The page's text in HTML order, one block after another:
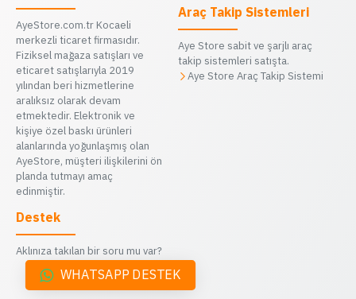
AyeStore.com.tr Kocaeli
merkezli ticaret firmasıdır.
Fiziksel mağaza satışları ve
eticaret satışlarıyla 2019
yılından beri hizmetlerine
aralıksız olarak devam
etmektedir. Elektronik ve
kişiye özel baskı ürünleri
alanlarında yoğunlaşmış olan
AyeStore, müşteri ilişkilerini ön
planda tutmayı amaç
edinmiştir.
Araç Takip Sistemleri
Aye Store sabit ve şarjlı araç
takip sistemleri satışta.
Aye Store Araç Takip Sistemi
Destek
Aklınıza takılan bir soru mu var?
WHATSAPP DESTEK